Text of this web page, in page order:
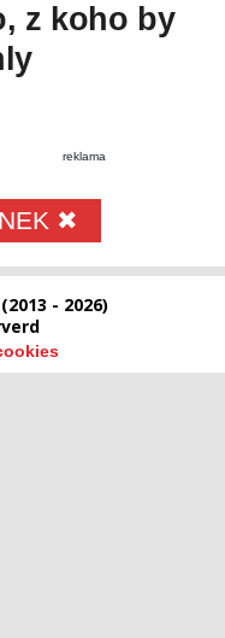
z koho by
reklama
✖
- 2026)